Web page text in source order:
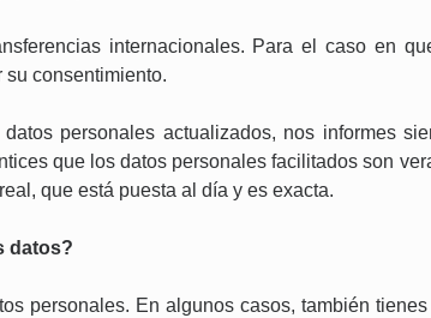
internacionales. Para el caso en
su consentimiento.
personales actualizados, nos informes
que los datos personales facilitados son
que está puesta al día y es exacta.
datos?
personales. En algunos casos, también